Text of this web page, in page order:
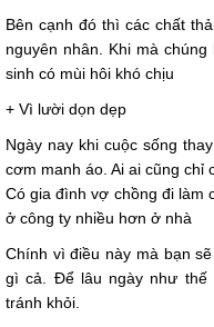
Bên cạnh đó thì các chất
nguyên nhân. Khi mà
sinh có mùi hôi khó chịu
+ Vì lười dọn dẹp
Ngày nay khi cuộc sống
cơm manh áo. Ai ai cũng chỉ
Có gia đình vợ chồng đi làm
ở công ty nhiều hơn ở nhà
Chính vì điều này mà bạn
gì cả. Để lâu ngày như thế
tránh khỏi.